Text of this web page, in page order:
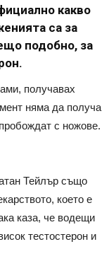
какво
са за
подобно, за
получавах
няма да получа
с ножове.
Тейлър също
което е
каза, че водещи
тестостерон и